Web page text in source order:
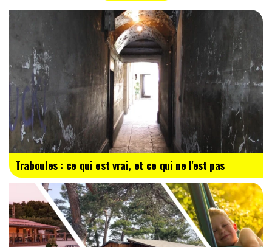
Traboules : ce qui est vrai, et ce qui ne l'est pas